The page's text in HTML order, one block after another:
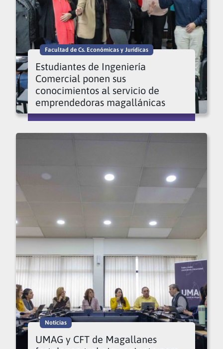
Facultad de Cs. Económicas y Jurídicas
Estudiantes de Ingeniería
Comercial ponen sus
conocimientos al servicio de
emprendedoras magallánicas
Noticias
UMAG y CFT de Magallanes